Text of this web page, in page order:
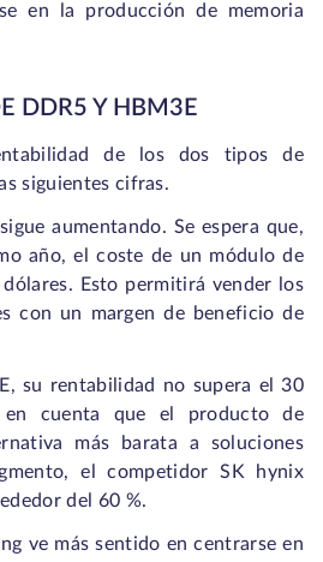
en la producción de memoria
DDR5 Y HBM3E
de los dos tipos de
siguientes cifras.
aumentando. Se espera que,
año, el coste de un módulo de
Esto permitirá vender los
con un margen de beneficio de
su rentabilidad no supera el 30
en cuenta que el producto de
más barata a soluciones
el competidor SK hynix
del 60 %.
ve más sentido en centrarse en